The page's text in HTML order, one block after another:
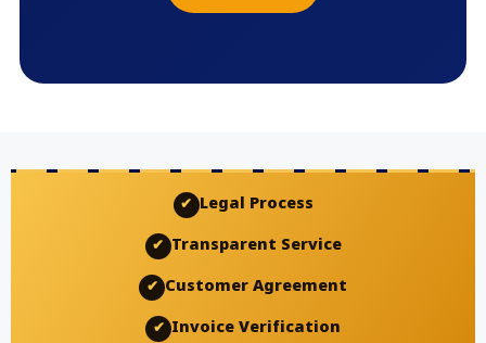
✔ Legal Process
✔ Transparent Service
✔ Customer Agreement
✔ Invoice Verification